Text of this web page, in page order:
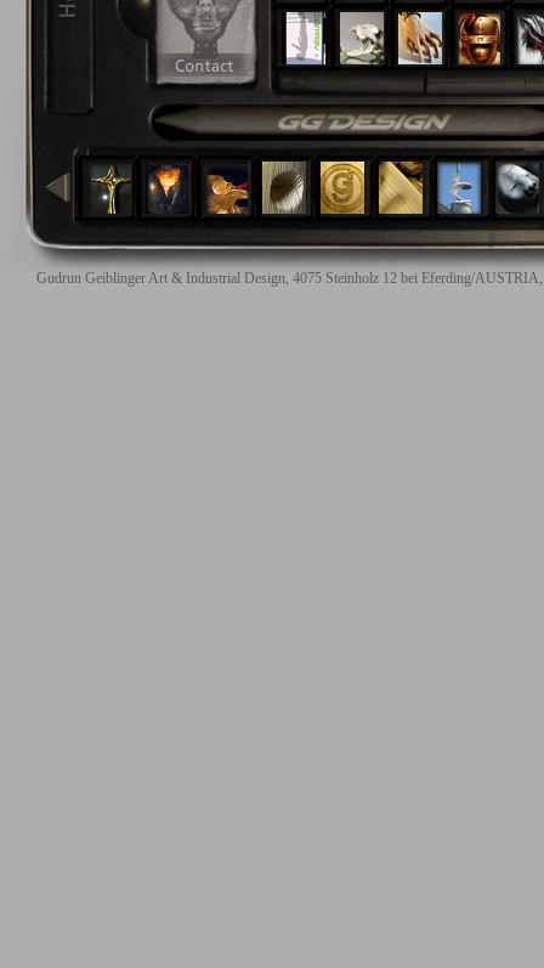
Gudrun Geiblinger Art & Industrial Design, 4075 Steinholz 12 bei Eferding/